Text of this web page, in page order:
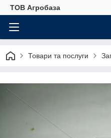
ТОВ Агробаза
Товари та послуги